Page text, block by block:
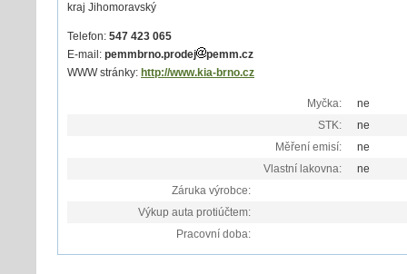
kraj Jihomoravský
Telefon: 547 423 065
E-mail: pemmbrno.prodej
pemm.cz
WWW stránky: http://www.kia-brno.cz
Myčka:
ne
STK:
ne
Měření emisí:
ne
Vlastní lakovna:
ne
Záruka výrobce:
Výkup auta protiúčtem:
Pracovní doba: